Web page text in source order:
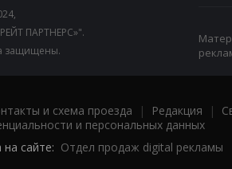
ПАРТНЕРС»".
защищены.
и схема проезда | Редакция |
и персональных данных
сайте: Отдел продаж digital рекламы